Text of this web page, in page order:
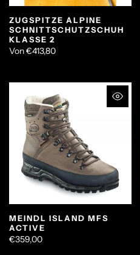
ZUGSPITZE ALPINE
SCHNITTSCHUTZSCHUH
KLASSE 2
Von€413,80
MEINDL ISLAND MFS
ACTIVE
€359,00